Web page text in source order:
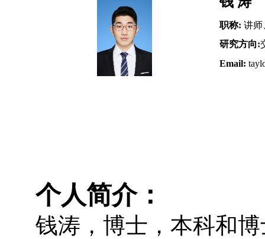
职称: 讲师
研究方向:
Email:
个人简介：
钱涛，博士，本科和